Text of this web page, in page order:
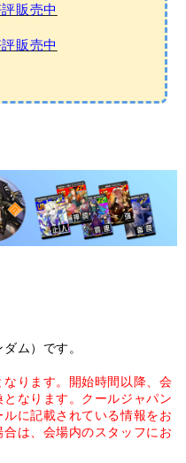
販売中
販売中
ム）です。
なります。開始時間以降、会
なります。クールジャパン
に記載されている情報をお
は、会場内のスタッフにお